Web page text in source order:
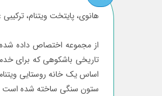
هانوی، پایتخت ویتنام،
از مجموعه اختصاص داده شده
تاریخی باشکوهی که برای
ستون سنگی ساخته شده است